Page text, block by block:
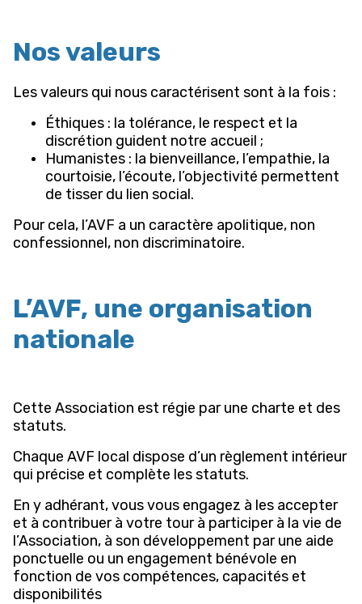
Nos valeurs
Les valeurs qui nous caractérisent sont à la fois :
Éthiques : la tolérance, le respect et la
discrétion guident notre accueil ;
Humanistes : la bienveillance, l’empathie, la
courtoisie, l’écoute, l’objectivité permettent
de tisser du lien social.
Pour cela, l’AVF a un caractère apolitique, non
confessionnel, non discriminatoire.
L’AVF, une organisation
nationale
Cette Association est régie par une charte et des
statuts.
Chaque AVF local dispose d’un règlement intérieur
qui précise et complète les statuts.
En y adhérant, vous vous engagez à les accepter
et à contribuer à votre tour à participer à la vie de
l’Association, à son développement par une aide
ponctuelle ou un engagement bénévole en
fonction de vos compétences, capacités et
disponibilités